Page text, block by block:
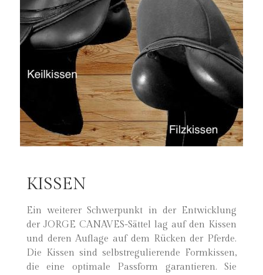
KISSEN
Ein weiterer Schwerpunkt in der Entwicklung
der JORGE CANAVES-Sättel lag auf den Kissen
und deren Auflage auf dem Rücken der Pferde.
Die Kissen sind selbstregulierende Formkissen,
die eine optimale Passform garantieren. Sie